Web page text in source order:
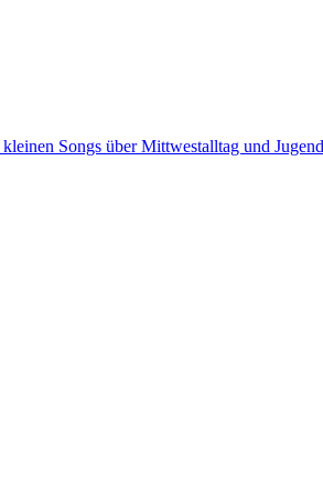
Songs über Mittwestalltag und